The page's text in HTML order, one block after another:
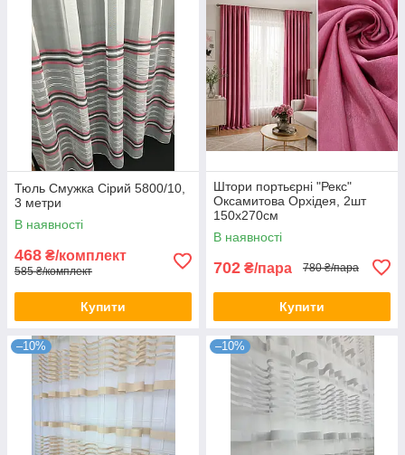
Тюль Смужка Сірий 5800/10,
3 метри
В наявності
468 ₴/комплект
585 ₴/комплект
Купити
Штори портьєрні "Рекс"
Оксамитова Орхідея, 2шт
150х270см
В наявності
702 ₴/пара 780 ₴/пара
Купити
–10% –10%